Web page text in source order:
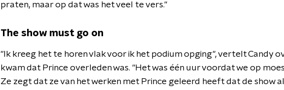
praten, maar op dat was het veel te vers."
The show must go on
"Ik kreeg het te horen vlak voor ik het podium opging", vertelt Candy
kwam dat Prince overleden was. "Het was één uur voordat we op
Ze zegt dat ze van het werken met Prince geleerd heeft dat de show